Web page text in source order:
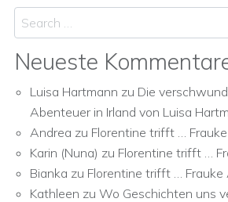
Search
Neueste
Luisa Hartmann zu Die
Abenteuer in Irland von Luisa
Andrea zu Florentine trifft …
Karin (Nuna) zu Florentine trifft …
Bianka zu Florentine trifft … Frauke
Kathleen zu Wo Geschichten uns